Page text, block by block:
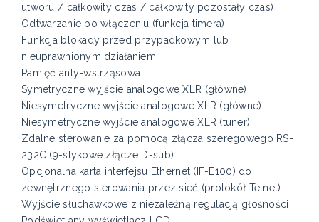
utworu / całkowity czas / całkowity pozostały czas)
Odtwarzanie po włączeniu (funkcja timera)
Funkcja blokady przed przypadkowym lub
nieuprawnionym działaniem
Pamięć anty-wstrząsowa
Symetryczne wyjście analogowe XLR (główne)
Niesymetryczne wyjście analogowe XLR (główne)
Niesymetryczne wyjście analogowe XLR (tuner)
Zdalne sterowanie za pomocą złącza szeregowego RS-
232C (9-stykowe złącze D-sub)
Opcjonalna karta interfejsu Ethernet (IF-E100) do
zewnętrznego sterowania przez sieć (protokół Telnet)
Wyjście słuchawkowe z niezależną regulacją głośności